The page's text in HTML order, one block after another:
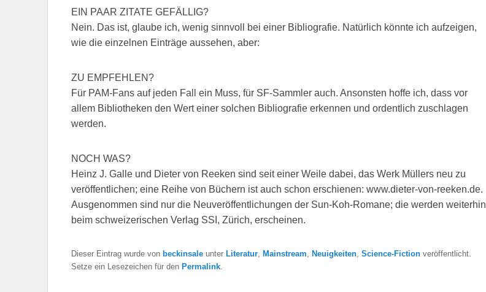
EIN PAAR ZITATE GEFÄLLIG?
Nein. Das ist, glaube ich, wenig sinnvoll bei einer Bibliografie. Natürlich könnte ich aufzeigen,
wie die einzelnen Einträge aussehen, aber:
ZU EMPFEHLEN?
Für PAM-Fans auf jeden Fall ein Muss, für SF-Sammler auch. Ansonsten hoffe ich, dass vor
allem Bibliotheken den Wert einer solchen Bibliografie erkennen und ordentlich zuschlagen
werden.
NOCH WAS?
Heinz J. Galle und Dieter von Reeken sind seit einer Weile dabei, das Werk Müllers neu zu
veröffentlichen; eine Reihe von Büchern ist auch schon erschienen: www.dieter-von-reeken.de.
Ausgenommen sind nur die Neuveröffentlichungen der Sun-Koh-Romane; die werden weiterhin
beim schweizerischen Verlag SSI, Zürich, erscheinen.
Dieser Eintrag wurde von beckinsale unter Literatur Mainstream Neuigkeiten Science-Fiction veröffentlicht.
Setze ein Lesezeichen für den Permalink